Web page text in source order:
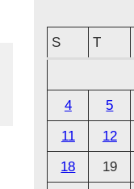
S
T
4
5
11
12
18
19